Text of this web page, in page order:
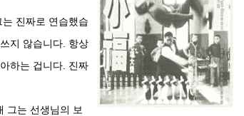
진짜로 연습했습
지 않습니다. 항상
하는 겁니다. 진짜
그는 선생님의 보